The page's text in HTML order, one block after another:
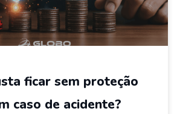
ficar sem proteção
caso de acidente?